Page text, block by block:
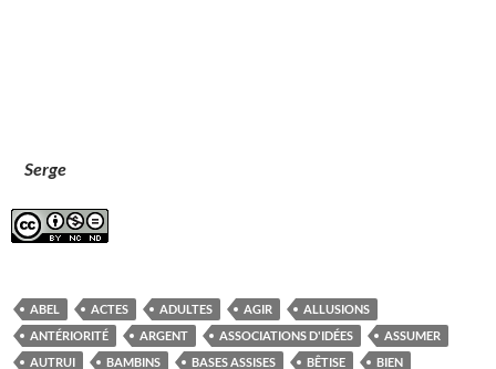
Serge
ABEL ACTES ADULTES AGIR
ALLUSIONS
ANTÉRIORITÉ
ARGENT ASSOCIATIONS D'IDÉES
ASSUMER
AUTRUI
BAMBINS BASES ASSISES BÊTISE BIEN